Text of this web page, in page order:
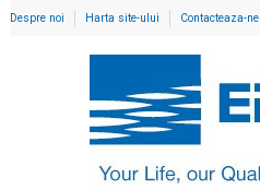
Despre noi Harta site-ului Contacteaza-ne